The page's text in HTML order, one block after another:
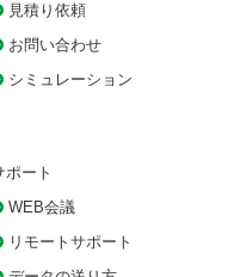
見積り依頼
お問い合わせ
シミュレーション
ポート
WEB会議
リモートサポート